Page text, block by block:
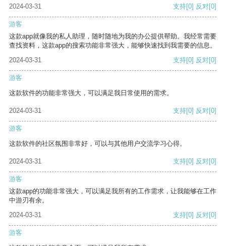
2024-03-31 支持[0] 反对[0]
游客
这款app就像我的私人助理，随时随地为我的办公提供帮助。我经常需要
查找资料，这款app的搜索功能非常强大，能够快速找到我需要的信息。
2024-03-31
支持[0] 反对[0]
游客
这款软件的功能非常强大，可以满足我日常使用的需求。
2024-03-31 支持[0] 反对[0]
游客
这款软件的社区氛围非常好，可以与其他用户交流学习心得。
2024-03-31 支持[0] 反对[0]
游客
这款app的功能非常强大，可以满足我所有的工作需求，让我能够在工作
中游刃有余。
2024-03-31
支持[0] 反对[0]
游客